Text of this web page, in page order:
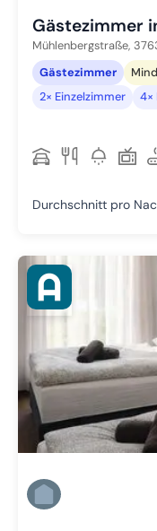
Gästezimmer
Mühlenbergstraße,
Gästezimmer
2× Einzelzimmer
4×
Durchschnitt pro